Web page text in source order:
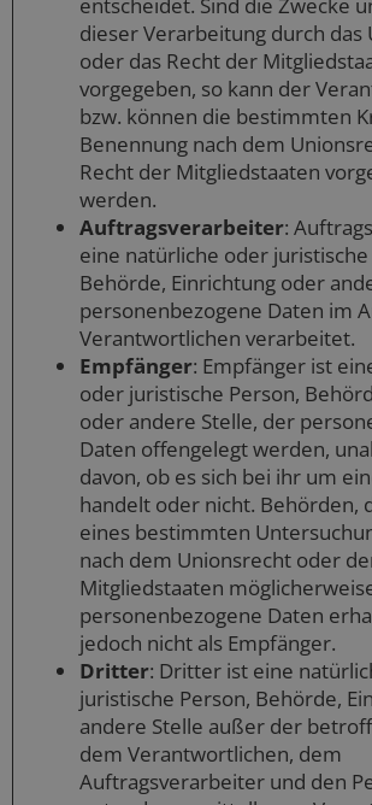
entscheidet. Sind die Zwecke
dieser Verarbeitung durch das
oder das Recht der
vorgegeben, so kann der
bzw. können die bestimmten
Benennung nach dem
Recht der Mitgliedstaaten
werden.
Auftragsverarbeiter:
eine natürliche oder juristische
Behörde, Einrichtung oder
personenbezogene Daten im
Verantwortlichen verarbeitet.
Empfänger: Empfänger ist
oder juristische Person,
oder andere Stelle, der
Daten offengelegt werden,
davon, ob es sich bei ihr um
handelt oder nicht. Behörden,
eines bestimmten
nach dem Unionsrecht oder
Mitgliedstaaten
personenbezogene Daten
jedoch nicht als Empfänger.
Dritter: Dritter ist eine
juristische Person, Behörde,
andere Stelle außer der
dem Verantwortlichen, dem
Auftragsverarbeiter und den